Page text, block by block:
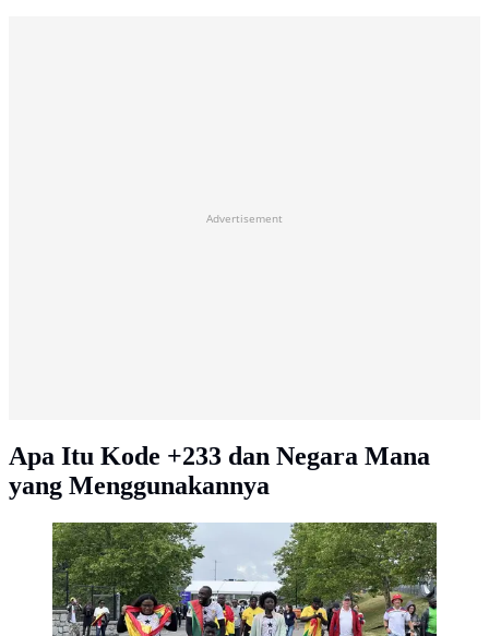
Advertisement
Apa Itu Kode +233 dan Negara Mana
yang Menggunakannya
Suporter Ghana berjalan menuju Gillette Stadium,
Foxborough, Boston, AS, Senin (23/6/2026). Dengan
mengenakan atribut dan membawa bendera
kebanggaan, mereka hadir untuk memberikan
dukungan pada laga fase grup Piala Dunia 2026